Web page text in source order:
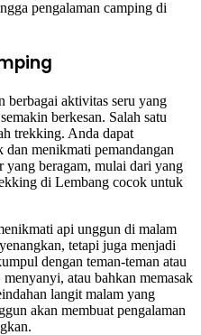
pengalaman camping di
berbagai aktivitas seru yang
berkesan. Salah satu
trekking. Anda dapat
menikmati pemandangan
yang beragam, mulai dari yang
di Lembang cocok untuk
api unggun di malam
tetapi juga menjadi
dengan teman-teman atau
atau bahkan memasak
langit malam yang
akan membuat pengalaman